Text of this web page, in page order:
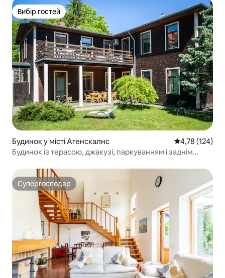
Вибір гостей
Вибір гостей
Будинок у місті Агенскалнс Середня
4,78 (124)
Будинок із терасою, джакузі, паркуванням і заднім
Супергосподар
Супергосподар